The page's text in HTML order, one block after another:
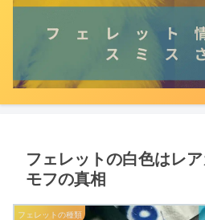
フェレットの白色はレ
モフの真相
フェレットの種類